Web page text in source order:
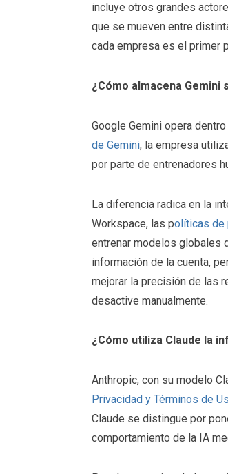
incluye otros grandes
que se mueven entre
cada empresa es el primer
¿Cómo almacena Gemini
Google Gemini opera
de Gemini, la empresa
por parte de entrenadores
La diferencia radica en la
Workspace, las políticas de
entrenar modelos globales
información de la cuenta,
mejorar la precisión de las
desactive manualmente.
¿Cómo utiliza Claude la
Anthropic, con su modelo
Privacidad y Términos de
Claude se distingue por
comportamiento de la IA